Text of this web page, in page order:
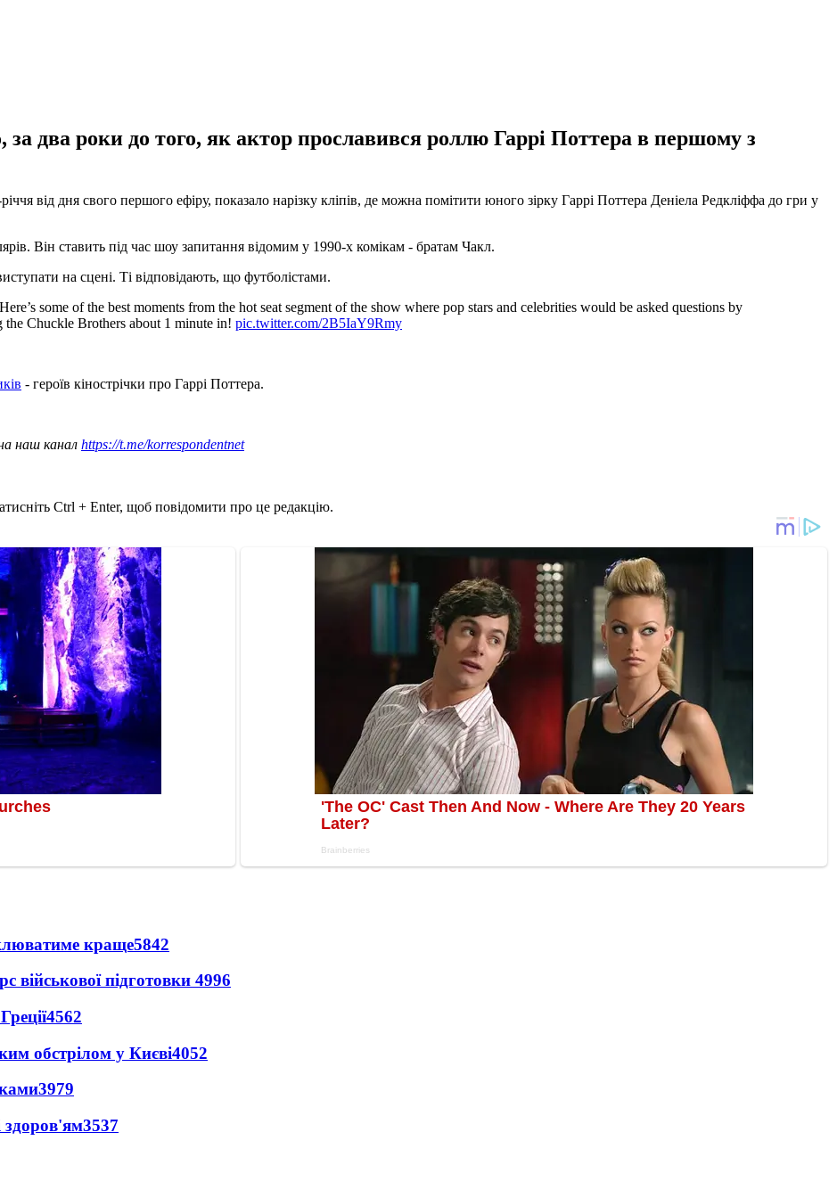
за два роки до того, як актор прославився роллю Гаррі Поттера в першому з
від дня свого першого ефіру, показало нарізку кліпів, де можна помітити юного зірку Гаррі Поттера Деніела Редкліффа до гри у
Він ставить під час шоу запитання відомим у 1990-х комікам - братам Чакл.
на сцені. Ті відповідають, що футболістами.
some of the best moments from the hot seat segment of the show where pop stars and celebrities would be asked questions by
Chuckle Brothers about 1 minute in! pic.twitter.com/2B5IaY9Rmy
- героїв кінострічки про Гаррі Поттера.
наш канал https://t.me/korrespondentnet
Ctrl + Enter, щоб повідомити про це редакцію.
краще5842
військової підготовки 4996
4562
обстрілом у Києві4052
3979
здоров'ям3537